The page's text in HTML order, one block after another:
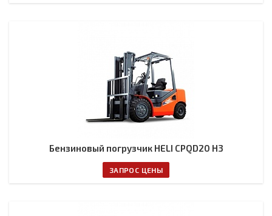
Бензиновый погрузчик HELI CPQD20 H3
ЗАПРОС ЦЕНЫ